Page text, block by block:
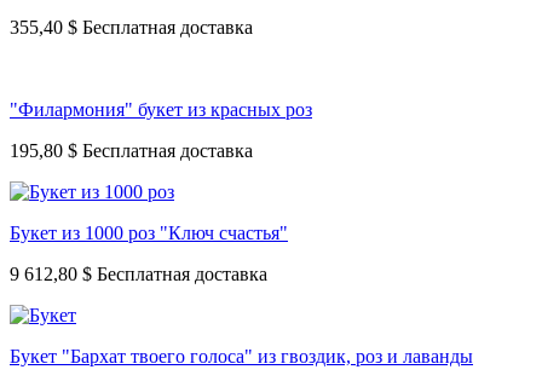
355,40 $
"Филармония" букет из красных роз
195,80 $
Букет из 1000 роз "Ключ счастья"
9 612,80 $
Букет "Бархат твоего голоса" из гвоздик, роз и лаванды